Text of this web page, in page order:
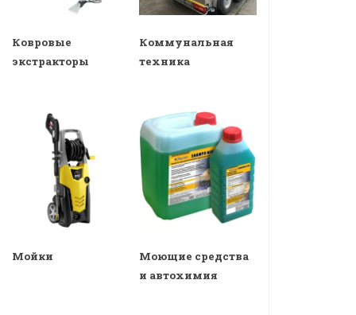
Ковровые
экстракторы
Коммунальная
техника
Мойки
Моющие средства
и автохимия